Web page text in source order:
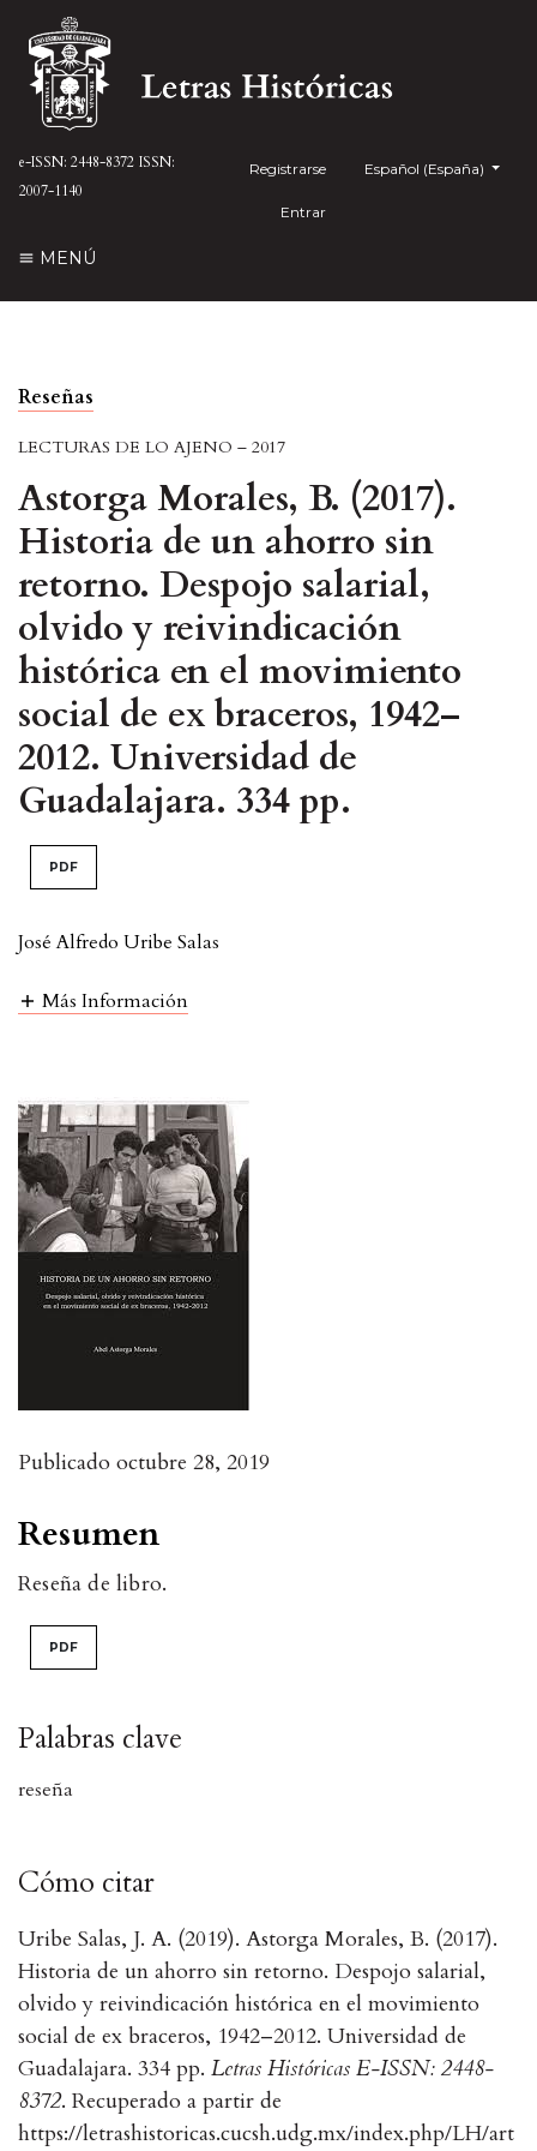
e-ISSN: 2448-8372 ISSN:
2007-1140
Registrarse
Entrar
Español (España)
MENÚ
Reseñas
LECTURAS DE LO AJENO – 2017
Astorga Morales, B. (2017).
Historia de un ahorro sin
retorno. Despojo salarial,
olvido y reivindicación
histórica en el movimiento
social de ex braceros, 1942–
2012. Universidad de
Guadalajara. 334 pp.
PDF
José Alfredo Uribe Salas
Más Información
Publicado octubre 28, 2019
Palabras clave
reseña
Cómo citar
Uribe Salas, J. A. (2019). Astorga Morales, B. (2017).
Historia de un ahorro sin retorno. Despojo salarial,
olvido y reivindicación histórica en el movimiento
social de ex braceros, 1942–2012. Universidad de
Guadalajara. 334 pp. Letras Históricas E-ISSN: 2448-
8372. Recuperado a partir de
https://letrashistoricas.cucsh.udg.mx/index.php/LH/art
Resumen
Reseña de libro.
PDF